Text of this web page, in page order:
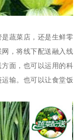
蔬菜店，还是生鲜零
，将线下配送融入线
面，也可以运用的科
输。也可以让食堂饭